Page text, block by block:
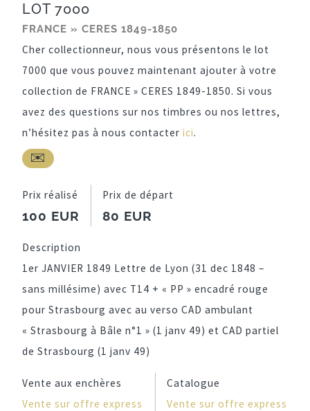
LOT 7000
FRANCE » CERES 1849-1850
Cher collectionneur, nous vous présentons le lot
7000 que vous pouvez maintenant ajouter à votre
collection de FRANCE » CERES 1849-1850. Si vous
avez des questions sur nos timbres ou nos lettres,
n’hésitez pas à nous contacter ici.
Prix réalisé
100 EUR
Prix de départ
80 EUR
Description
1er JANVIER 1849 Lettre de Lyon (31 dec 1848 –
sans millésime) avec T14 + « PP » encadré rouge
pour Strasbourg avec au verso CAD ambulant
« Strasbourg à Bâle n°1 » (1 janv 49) et CAD partiel
de Strasbourg (1 janv 49)
Vente aux enchères
Vente sur offre express
Catalogue
Vente sur offre express